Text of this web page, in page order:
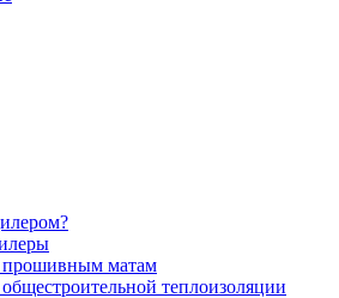
матам
теплоизоляции